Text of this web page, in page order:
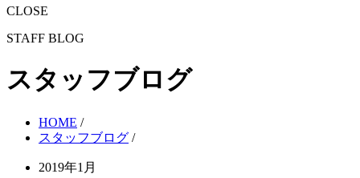
CLOSE
STAFF BLOG
スタッフブログ
HOME /
スタッフブログ /
2019年1月